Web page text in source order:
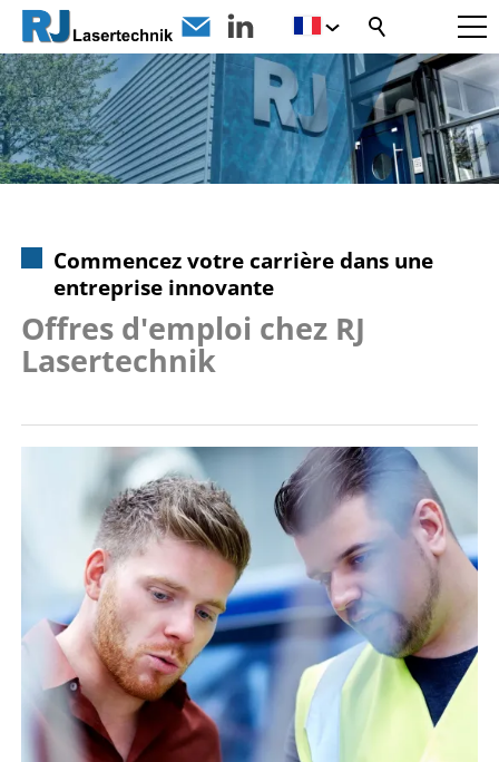
Commencez votre carrière dans une
entreprise innovante
Offres d'emploi chez RJ
Lasertechnik